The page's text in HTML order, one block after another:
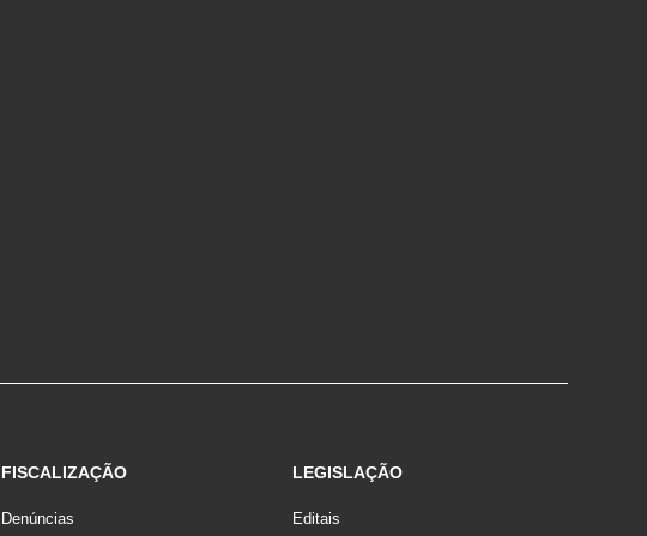
FISCALIZAÇÃO
Denúncias
LEGISLAÇÃO
Editais